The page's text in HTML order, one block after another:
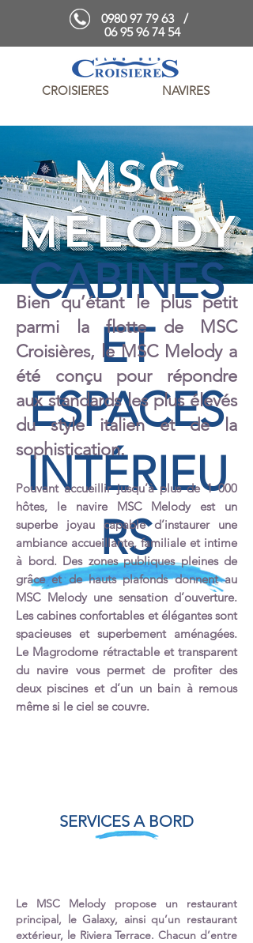
0980 97 79 63/
06 95 96 74 54
CROISIERES NAVIRES
MSC
MÉLODY
CABINES
ET
ESPACES
INTÉRIEU
RS
Bien qu’étant le plus petit
parmi la flotte de MSC
Croisières, le MSC Melody a
été conçu pour répondre
aux standards les plus élevés
du style italien et de la
sophistication.
Pouvant accueillir jusqu’à plus de 1 000
hôtes, le navire MSC Melody est un
superbe joyau capable d’instaurer une
ambiance accueillante, familiale et intime
à bord. Des zones publiques pleines de
grâce et de hauts plafonds donnent au
MSC Melody une sensation d’ouverture.
Les cabines confortables et élégantes sont
spacieuses et superbement aménagées.
Le Magrodome rétractable et transparent
du navire vous permet de profiter des
deux piscines et d’un un bain à remous
même si le ciel se couvre.
SERVICES A BORD
Le MSC Melody propose un restaurant
principal, le Galaxy, ainsi qu’un restaurant
extérieur, le Riviera Terrace. Chacun d’entre